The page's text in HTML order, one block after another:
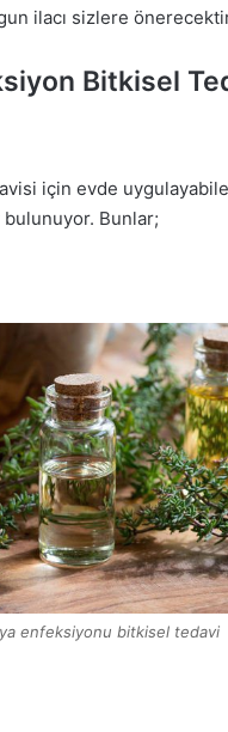
ilacı sizlere
Bitkisel
için evde
Bunlar;
enfeksiyonu bitkisel tedavi